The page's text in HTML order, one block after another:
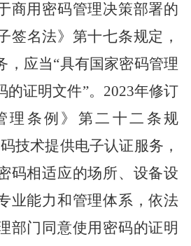
商用密码管理决策部署的
签名法》 第十七条规定，
，应当“具有国家密码管理
的证明文件”。 2023年修订
理条例》第二十二条规
技术提供电子认证服务，
码相适应的场所、设备设
业能力和管理体系，依法
部门同意使用密码的证明